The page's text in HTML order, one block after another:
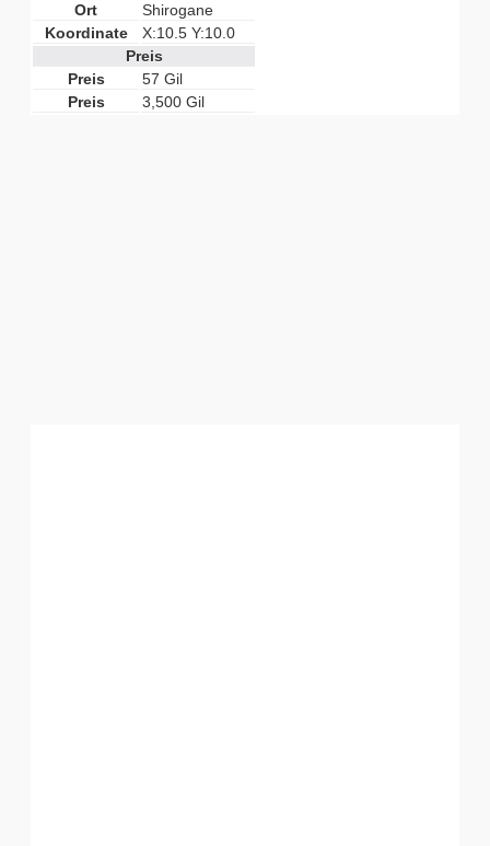
Ort
Shirogane
Koordinate
X:10.5 Y:10.0
Preis
Preis
57 Gil
Preis
3,500 Gil